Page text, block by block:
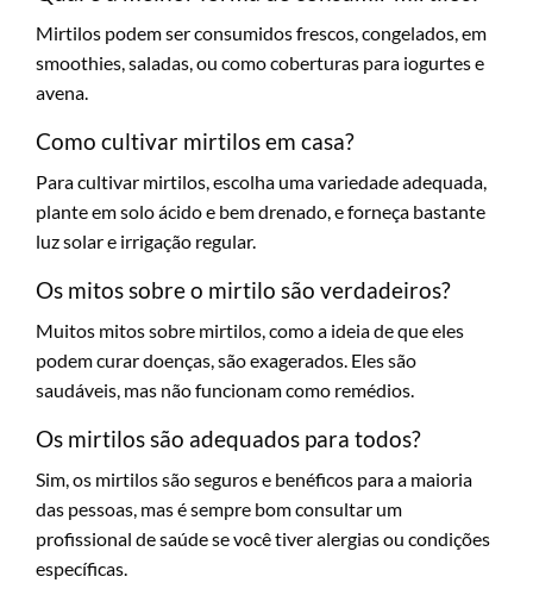
Mirtilos podem ser consumidos frescos, congelados, em
smoothies, saladas, ou como coberturas para iogurtes e
avena.
Como cultivar mirtilos em casa?
Para cultivar mirtilos, escolha uma variedade adequada,
plante em solo ácido e bem drenado, e forneça bastante
luz solar e irrigação regular.
Os mitos sobre o mirtilo são verdadeiros?
Muitos mitos sobre mirtilos, como a ideia de que eles
podem curar doenças, são exagerados. Eles são
saudáveis, mas não funcionam como remédios.
Os mirtilos são adequados para todos?
Sim, os mirtilos são seguros e benéficos para a maioria
das pessoas, mas é sempre bom consultar um
profissional de saúde se você tiver alergias ou condições
específicas.